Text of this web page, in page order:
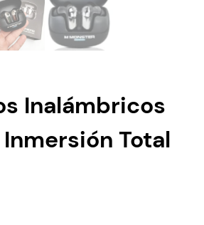
Inalámbricos
Total